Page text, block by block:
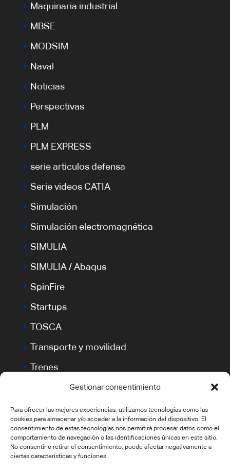
Gestionar consentimiento
Para ofrecer las mejores experiencias, utilizamos tecnologías como las
cookies para almacenar y/o acceder a la información del dispositivo. El
consentimiento de estas tecnologías nos permitirá procesar datos como el
comportamiento de navegación o las identificaciones únicas en este sitio.
No consentir o retirar el consentimiento, puede afectar negativamente a
ciertas características y funciones.
Maquinaria industrial
MBSE
MODSIM
Naval
Noticias
Perspectivas
PLM
PLM EXPRESS
serie articulos defensa
Serie videos CATIA
Simulación
Simulación electromagnética
SIMULIA
SIMULIA / Abaqus
SpinFire
Startups
TOSCA
Transporte y movilidad
Trenes